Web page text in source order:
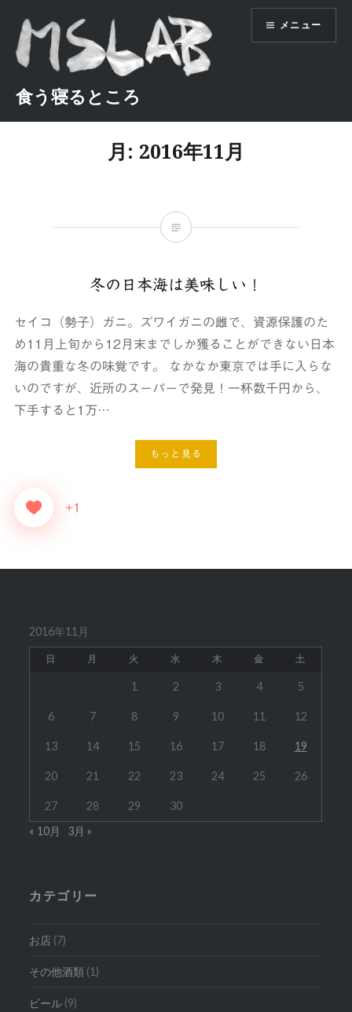
ス
食う寝るところ
メニュー
月: 2016年11月
冬の日本海は美味しい！
セイコ（勢子）ガニ。ズワイガニの雌で、資源保護のた
め11月上旬から12月末までしか獲ることができない日本
海の貴重な冬の味覚です。 なかなか東京では手に入らな
いのですが、近所のスーパーで発見！一杯数千円から、
下手すると1万…
もっと見る
+1
2016年11月
日 月 火 水 木 金 土
1 2 3 4 5
6 7 8 9 10 11 12
13 14 15 16 17 18 19
20 21 22 23 24 25 26
27 28 29
30
« 10月
3月 »
カテゴリー
お店 (7)
その他酒類 (1)
ビール (9)